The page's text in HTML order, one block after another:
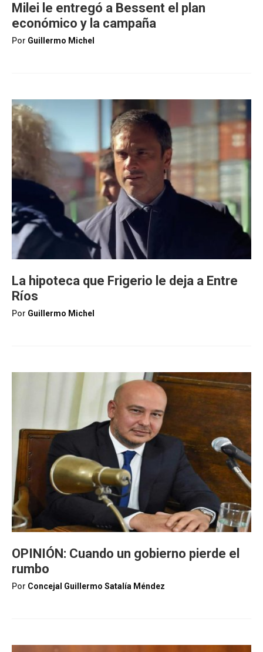
Milei le entregó a Bessent el plan
económico y la campaña
Por Guillermo Michel
La hipoteca que Frigerio le deja a Entre
Ríos
Por Guillermo Michel
OPINIÓN: Cuando un gobierno pierde el
rumbo
Por Concejal Guillermo Satalía Méndez